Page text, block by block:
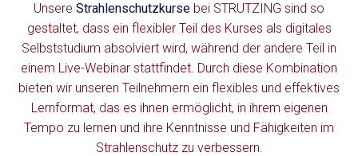
Unsere Strahlenschutzkurse bei STRUTZING sind so
gestaltet, dass ein flexibler Teil des Kurses als digitales
Selbststudium absolviert wird, während der andere Teil in
einem Live-Webinar stattfindet. Durch diese Kombination
bieten wir unseren Teilnehmern ein flexibles und effektives
Lernformat, das es ihnen ermöglicht, in ihrem eigenen
Tempo zu lernen und ihre Kenntnisse und Fähigkeiten im
Strahlenschutz zu verbessern.